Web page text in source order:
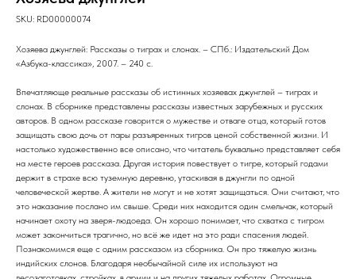
SKU: RD00000074
Хозяева джунглей: Рассказы о тиграх и слонах. – СПб.: Издательский Дом
«Азбука-классика», 2007. – 240 с.
Впечатляюще реальные рассказы об истинных хозяевах джунглей – тиграх и
слонах. В сборнике представлены рассказы известных зарубежных и русских
авторов. В одном рассказе говорится о мужестве и отваге отца, который готов
защищать свою дочь от пары разъяренных тигров ценой собственной жизни. И
настолько художественно все описано, что читатель буквально представляет себя
на месте героев рассказа. Другая история повествует о тигре, который годами
держит в страхе всю туземную деревню, утаскивая в джунгли по одной
человеческой жертве. А жители не могут и не хотят защищаться. Они считают, что
это наказание послано им свыше. Среди них находится один смельчак, который
начинает охоту на зверя-людоеда. Он хорошо понимает, что схватка с тигром
может закончиться трагично, но всё же идет на это ради спасения людей.
Познакомимся еще с одним рассказом из сборника. Он про тяжелую жизнь
индийских слонов. Благодаря необычайной силе их используют на